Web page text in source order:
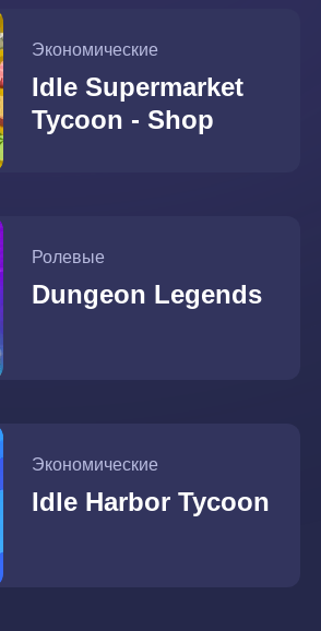
Экономические
Idle Supermarket
Tycoon - Shop
Ролевые
Dungeon Legends
Экономические
Idle Harbor Tycoon